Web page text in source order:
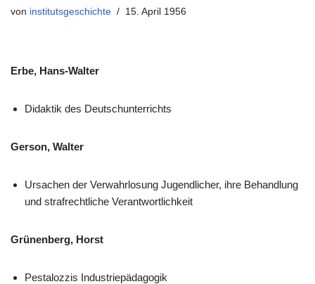
von institutsgeschichte 15. April 1956
Erbe, Hans-Walter
Didaktik des Deutschunterrichts
Gerson, Walter
Ursachen der Verwahrlosung Jugendlicher, ihre Behandlung
und strafrechtliche Verantwortlichkeit
Grünenberg, Horst
Pestalozzis Industriepädagogik